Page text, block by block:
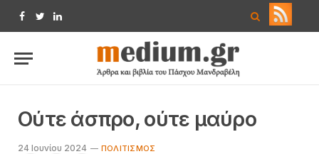
Facebook
TwitterLinkedIn
Ούτε άσπρο, ούτε μαύρο
24 Ιουνίου 2024 ΠΟΛΙΤΙΣΜΌΣ